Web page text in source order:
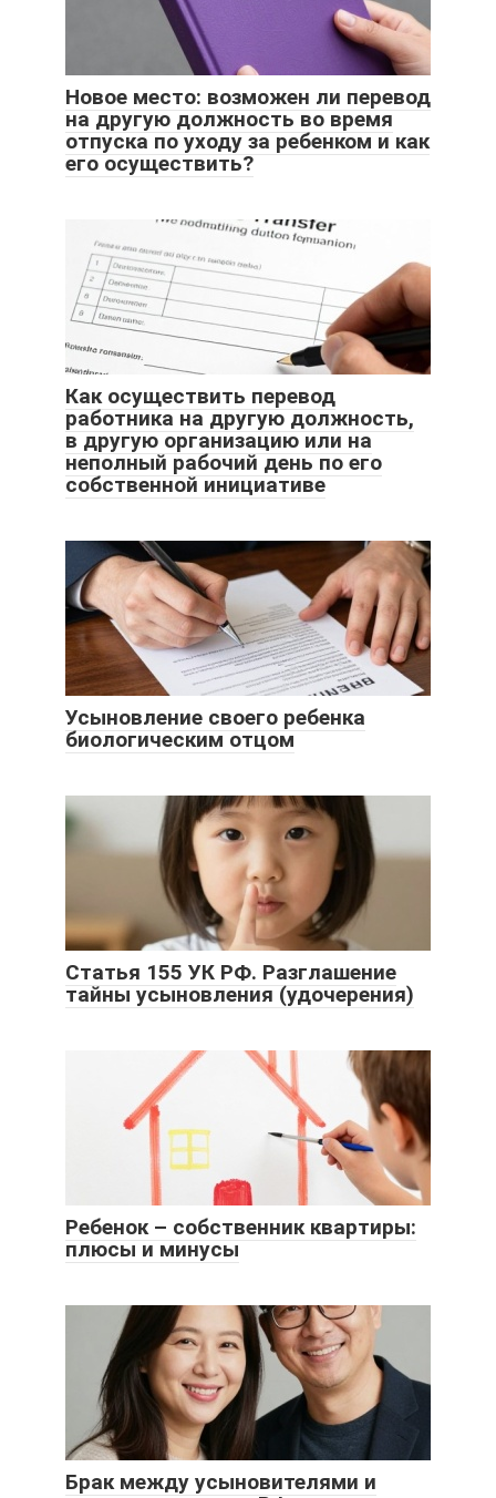
Новое место: возможен ли перевод
на другую должность во время
отпуска по уходу за ребенком и как
его осуществить?
Как осуществить перевод
работника на другую должность,
в другую организацию или на
неполный рабочий день по его
собственной инициативе
Усыновление своего ребенка
биологическим отцом
Статья 155 УК РФ. Разглашение
тайны усыновления (удочерения)
Ребенок – собственник квартиры:
плюсы и минусы
Брак между усыновителями и